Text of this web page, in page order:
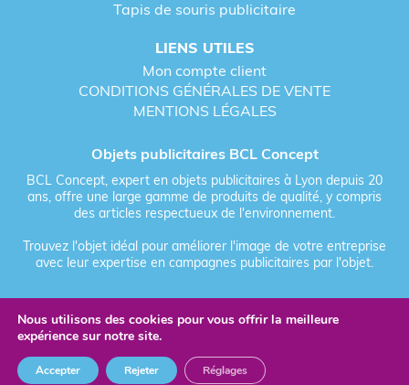
Tapis de souris publicitaire
LIENS UTILES
Mon compte client
CONDITIONS GÉNÉRALES DE VENTE
MENTIONS LÉGALES
Objets publicitaires BCL Concept
BCL Concept, expert en objets publicitaires à Lyon depuis 20
ans, offre une large gamme de produits de qualité, y compris
des articles respectueux de l'environnement.
Trouvez l'objet idéal pour améliorer l'image de votre entreprise
avec leur expertise en campagnes publicitaires par l'objet.
© 2026 BCL Concept - Tous droits réservés - Objet Publicitaire
Fièrement forgé par Les Vikings
Nous utilisons des cookies pour vous offrir la meilleure
expérience sur notre site.
Accepter Rejeter Réglages